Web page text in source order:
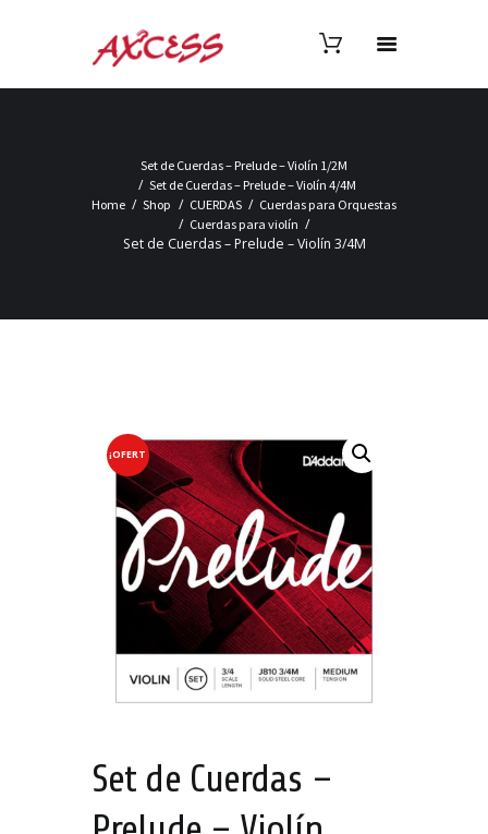
Set de Cuerdas – Prelude – Violín 1/2M
Set de Cuerdas – Prelude – Violín 4/4M
Home
Shop CUERDAS
Cuerdas para Orquestas
Cuerdas para violín
Set de Cuerdas – Prelude – Violín 3/4M
¡OFERT
Set de Cuerdas –